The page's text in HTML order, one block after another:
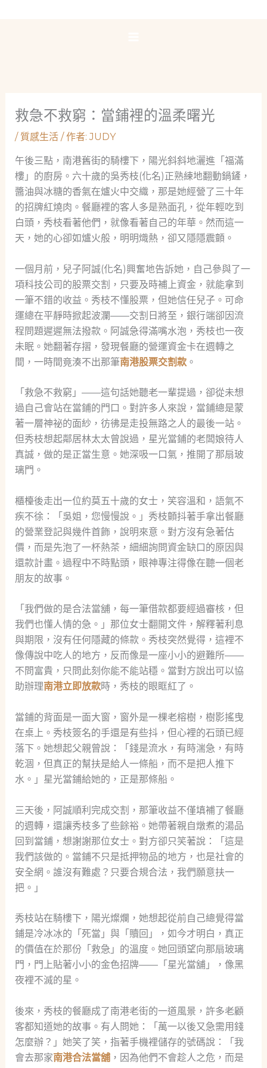
救急不救窮：當鋪裡的溫柔曙光
/ 質感生活/ 作者:JUDY
午後三點，南港舊街的騎樓下，陽光斜斜地灑進「福滿
樓」的廚房。六十歲的吳秀枝(化名)正熟練地翻動鍋鏟，
醬油與冰糖的香氣在爐火中交織，那是她經營了三十年
的招牌紅燒肉。餐廳裡的客人多是熟面孔，從年輕吃到
白頭，秀枝看著他們，就像看著自己的年華。然而這一
天，她的心卻如爐火般，明明熾熱，卻又隱隱震顫。
一個月前，兒子阿誠(化名)興奮地告訴她，自己參與了一
項科技公司的股票交割，只要及時補上資金，就能拿到
一筆不錯的收益。秀枝不懂股票，但她信任兒子。可命
運總在平靜時掀起波瀾——交割日將至，銀行端卻因流
程問題遲遲無法撥款。阿誠急得滿嘴水泡，秀枝也一夜
未眠。她翻著存摺，發現餐廳的營運資金卡在週轉之
間，一時間竟湊不出那筆南港股票交割款。
「救急不救窮」——這句話她聽老一輩提過，卻從未想
過自己會站在當鋪的門口。對許多人來說，當鋪總是蒙
著一層神祕的面紗，彷彿是走投無路之人的最後一站。
但秀枝想起鄰居林太太曾說過，星光當鋪的老闆娘待人
真誠，做的是正當生意。她深吸一口氣，推開了那扇玻
璃門。
櫃檯後走出一位約莫五十歲的女士，笑容溫和，語氣不
疾不徐：「吳姐，您慢慢說。」秀枝顫抖著手拿出餐廳
的營業登記與幾件首飾，說明來意。對方沒有急著估
價，而是先泡了一杯熱茶，細細詢問資金缺口的原因與
還款計畫。過程中不時點頭，眼神專注得像在聽一個老
朋友的故事。
「我們做的是合法當舖，每一筆借款都要經過審核，但
我們也懂人情的急。」那位女士翻開文件，解釋著利息
與期限，沒有任何隱藏的條款。秀枝突然覺得，這裡不
像傳說中吃人的地方，反而像是一座小小的避難所——
不問富貴，只問此刻你能不能站穩。當對方說出可以協
助辦理南港立即放款時，秀枝的眼眶紅了。
當鋪的背面是一面大窗，窗外是一棵老榕樹，樹影搖曳
在桌上。秀枝簽名的手還是有些抖，但心裡的石頭已經
落下。她想起父親曾說：「錢是流水，有時湍急，有時
乾涸，但真正的幫扶是給人一條船，而不是把人推下
水。」星光當鋪給她的，正是那條船。
三天後，阿誠順利完成交割，那筆收益不僅填補了餐廳
的週轉，還讓秀枝多了些餘裕。她帶著親自燉煮的湯品
回到當鋪，想謝謝那位女士。對方卻只笑著說：「這是
我們該做的。當鋪不只是抵押物品的地方，也是社會的
安全網。誰沒有難處？只要合規合法，我們願意扶一
把。」
秀枝站在騎樓下，陽光燦爛，她想起從前自己總覺得當
鋪是冷冰冰的「死當」與「贖回」，如今才明白，真正
的價值在於那份「救急」的溫度。她回頭望向那扇玻璃
門，門上貼著小小的金色招牌——「星光當舖」，像黑
夜裡不滅的星。
後來，秀枝的餐廳成了南港老街的一道風景，許多老顧
客都知道她的故事。有人問她：「萬一以後又急需用錢
怎麼辦？」她笑了笑，指著手機裡儲存的號碼說：「我
會去那家南港合法當舖，因為他們不會趁人之危，而是